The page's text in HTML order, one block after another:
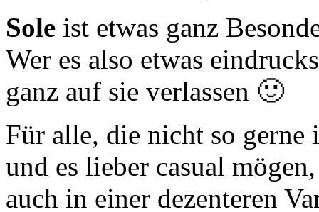
Sole ist etwas ganz
Wer es also etwas
ganz auf sie verlassen 🙂
Für alle, die nicht so gerne
und es lieber casual
auch in einer dezenteren